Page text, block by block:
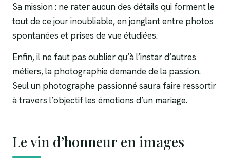
Sa mission : ne rater aucun des détails qui forment le
tout de ce jour inoubliable, en jonglant entre photos
spontanées et prises de vue étudiées.
Enfin, il ne faut pas oublier qu’à l’instar d’autres
métiers, la photographie demande de la passion.
Seul un photographe passionné saura faire ressortir
à travers l’objectif les émotions d’un mariage.
Le vin d’honneur en images